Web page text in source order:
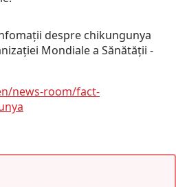
despre chikungunya
Mondiale a Sănătății -
news-room/fact-